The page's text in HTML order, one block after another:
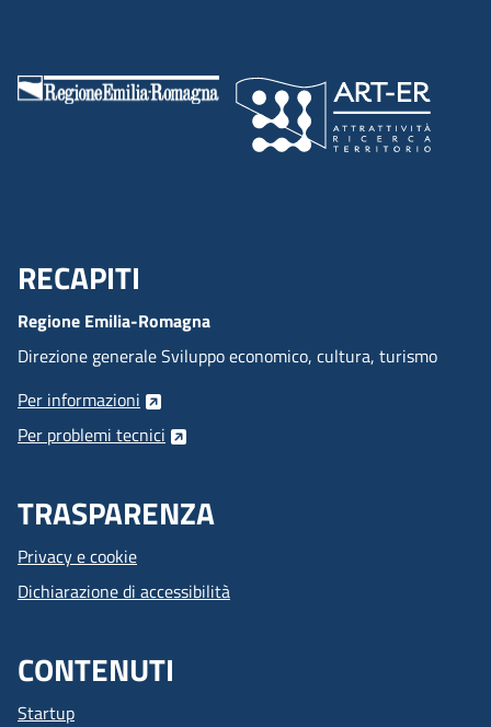
Menu Footer
RECAPITI
Regione Emilia-Romagna
Direzione generale Sviluppo economico, cultura, turismo
Per informazioni
Per problemi tecnici
TRASPARENZA
Privacy e cookie
Dichiarazione di accessibilità
CONTENUTI
Startup